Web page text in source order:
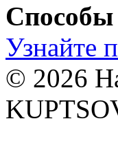
Узнайте
© 2026